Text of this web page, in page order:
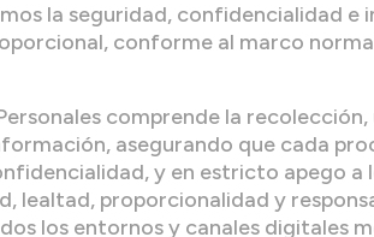
la seguridad, confidencialidad e
conforme al marco
comprende la
asegurando que cada
y en estricto apego
lealtad, proporcionalidad y
los entornos y canales digitales